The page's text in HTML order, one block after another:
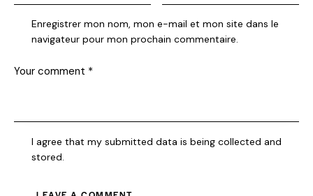
Enregistrer mon nom, mon e-mail et mon site dans le
navigateur pour mon prochain commentaire.
I agree that my submitted data is being collected and
stored.